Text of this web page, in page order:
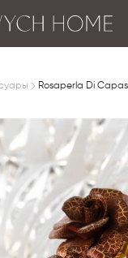
Rosaperla Di